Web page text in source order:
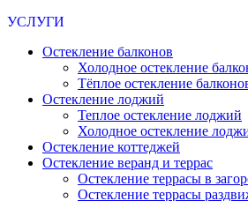
УСЛУГИ
Остекление балконов
Холодное остекление
Тёплое остекление
Остекление лоджий
Теплое остекление лоджий
Холодное остекление
Остекление коттеджей
Остекление веранд и террас
Остекление террасы в
Остекление террасы